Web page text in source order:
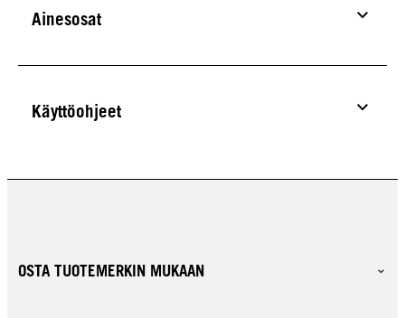
Ainesosat
Käyttöohjeet
OSTA TUOTEMERKIN MUKAAN